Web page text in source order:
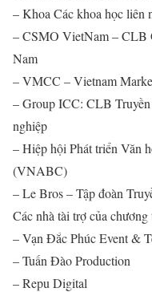
– Khoa Các khoa học
– CSMO VietNam – CLB
Nam
– VMCC – Vietnam
– Group ICC: CLB
nghiệp
– Hiệp hội Phát triển Văn
(VNABC)
– Le Bros – Tập đoàn
Các nhà tài trợ của chương
– Vạn Đắc Phúc Event &
– Tuấn Đào Production
– Repu Digital